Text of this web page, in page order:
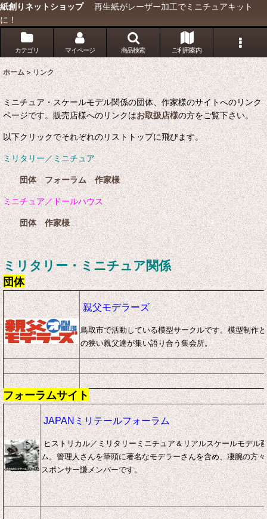
紙創りネットショップ再生紙がレーザー加工でミニチュアキット
に！
カテゴリ マイページ 商品検索 ご利用案内
ホーム > リンク
ミニチュア・スケールモデル関係の団体、作家様のサイトへのリンク
ページです。販売店様へのリンクはお取扱店様の方をご覧下さい。
以下クリックでそれぞれのリストトップに飛びます。
ミリタリー／ミニチュア
団体 フォーラム 作家様
ミニチュア／ドールハウス
団体 作家様
ミリタリー・ミニチュア関係
団体
親父モデラーズ
鳥取市で活動している模型サークルです。模型制作
の狭い親父達が集い語り合う集会所。
フォーラムサイト
JAPANミリテールフォーラム
ヒストリカル／ミリタリーミニチュア＆リアルスケールモデル
ム。管理人さんを筆頭に著名なモデラーさんを含め、凄腕の方
スポンサー謙メンバーです。